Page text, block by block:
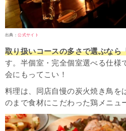
出典：公式サイト
取り扱いコースの多さで選ぶなら
す。半個室・完全個室選べる仕様
会にもってこい！
料理は、同店自慢の炭火焼き鳥を
のまで食材にこだわった鶏メニュ